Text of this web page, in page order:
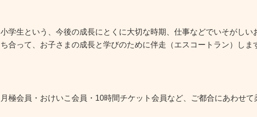
小学生という、今後の成長にとくに大切な時期、仕事などでいそがし
ち合って、お子さまの成長と学びのために伴走（エスコートラン）しま
月極会員・おけいこ会員・10時間チケット会員など、ご都合にあわせ